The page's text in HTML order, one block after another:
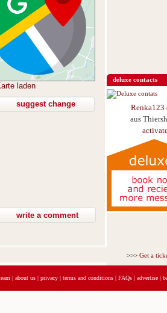
laden
suggest change
deluxe contacts
Renka123
aus
>>>Get a
| about us | privacy | terms and conditions | FAQs | advertise |